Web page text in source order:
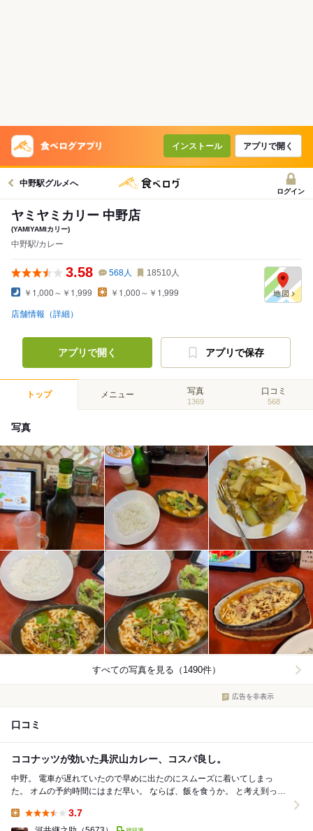
インストール アプリで開く
中野駅グルメへ
ログイン
ヤミヤミカリー 中野店
(YAMIYAMIカリー)
中野駅/カレー
3.58 568人 18510人
￥1,000～￥1,999 ￥1,000～￥1,999
店舗情報（詳細）
アプリで開く アプリで保存
トップ メニュー 写真
1369
口コミ
568
写真
すべての写真を見る（1490件）
広告を非表示
口コミ
ココナッツが効いた具沢山カレー、コスパ良し。
中野。 電車が遅れていたので早めに出たのにスムーズに着いてしまっ
た。 オムの予約時間にはまだ早い。 ならば、飯を食うか。 と考え到っ
3.7